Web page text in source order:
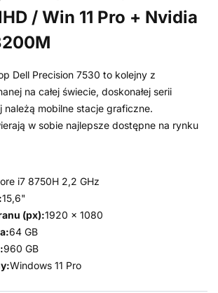
/ Win 11 Pro + Nvidia
Dell Precision 7530 to kolejny z
na całej świecie, doskonałej serii
należą mobilne stacje graficzne.
w sobie najlepsze dostępne na rynku
i7 8750H 2,2 GHz
15,6"
(px):1920 x 1080
64 GB
960 GB
Windows 11 Pro